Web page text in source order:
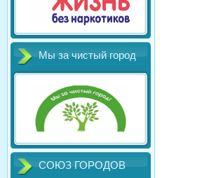
Мы за чистый город
СОЮЗ ГОРОДОВ